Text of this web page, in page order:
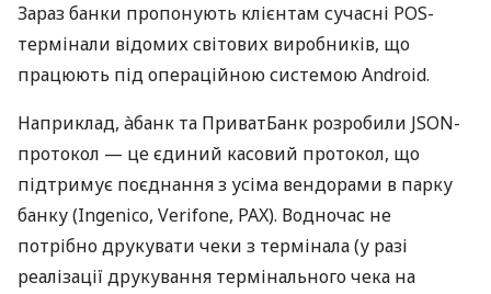
Зараз банки пропонують клієнтам сучасні POS-
термінали відомих світових виробників, що
працюють під операційною системою Android.
Наприклад, àбанк та ПриватБанк розробили JSON-
протокол — це єдиний касовий протокол, що
підтримує поєднання з усіма вендорами в парку
банку (Ingenico, Verifone, PAX). Водночас не
потрібно друкувати чеки з термінала (у разі
реалізації друкування термінального чека на